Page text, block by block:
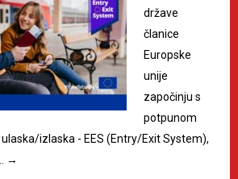
države
članice
Europske
unije
započinju s
potpunom
izlaska - EES (Entry/Exit System),
→